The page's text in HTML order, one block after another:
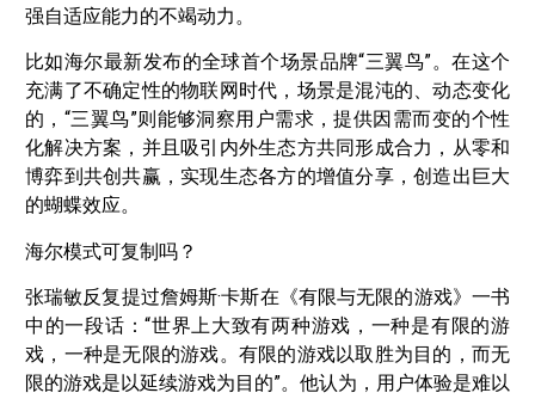
强自适应能力的不竭动力。
比如海尔最新发布的全球首个场景品牌“三翼鸟”。在这个
充满了不确定性的物联网时代，场景是混沌的、动态变化
的，“三翼鸟”则能够洞察用户需求，提供因需而变的个性
化解决方案，并且吸引内外生态方共同形成合力，从零和
博弈到共创共赢，实现生态各方的增值分享，创造出巨大
的蝴蝶效应。
海尔模式可复制吗？
张瑞敏反复提过詹姆斯·卡斯在《有限与无限的游戏》一书
中的一段话：“世界上大致有两种游戏，一种是有限的游
戏，一种是无限的游戏。有限的游戏以取胜为目的，而无
限的游戏是以延续游戏为目的”。他认为，用户体验是难以